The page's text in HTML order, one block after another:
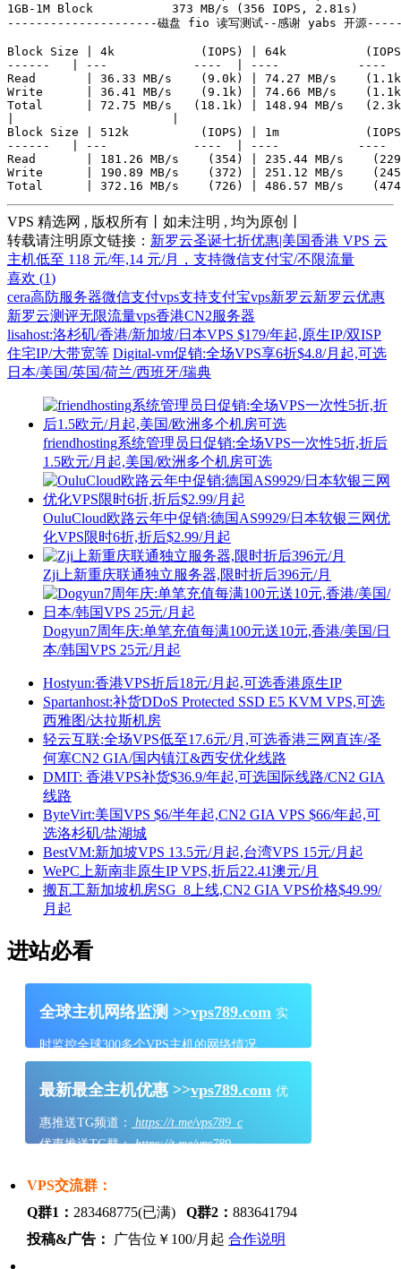
1GB-1M Block           373 MB/s (356 IOPS, 2.81s)
---------------------磁盘 fio 读写测试--感谢 yabs 开源
Block Size | 4k            (IOPS) | 64k
------   | ---            ----  | ----           ----
Read       | 36.33 MB/s    (9.0k) | 74.27 MB/s
Write      | 36.41 MB/s    (9.1k) | 74.66 MB/s
Total      | 72.75 MB/s   (18.1k) | 148.94 MB/s
Block Size | 512k          (IOPS) | 1m
------   | ---            ----  | ----           ----
Read       | 181.26 MB/s    (354) | 235.44 MB/s
Write      | 190.89 MB/s    (372) | 251.12 MB/s
VPS 精选网 , 版权所有丨如未注明 , 均为原创丨
转载请注明原文链接： 新罗云圣诞七折优惠|美国香港 VPS 云
主机低至 118 元/年,14 元/月，支持微信支付宝/不限流量
喜欢 (1)
cera高防服务器微信支付vps支持支付宝vps新罗云新罗云优惠
新罗云测评无限流量vps香港CN2服务器
lisahost:洛杉矶/香港/新加坡/日本VPS $179/年起,原生IP/双ISP
住宅IP/大带宽等 Digital-vm促销:全场VPS享6折$4.8/月起,可选
日本/美国/英国/荷兰/西班牙/瑞典
friendhosting系统管理员日促销:全场VPS一次性5折,折后
1.5欧元/月起,美国/欧洲多个机房可选
OuluCloud欧路云年中促销:德国AS9929/日本软银三网优
化VPS限时6折,折后$2.99/月起
Zji上新重庆联通独立服务器,限时折后396元/月
Dogyun7周年庆:单笔充值每满100元送10元,香港/美国/日
本/韩国VPS 25元/月起
Hostyun:香港VPS折后18元/月起,可选香港原生IP
Spartanhost:补货DDoS Protected SSD E5 KVM VPS,可选
西雅图/达拉斯机房
轻云互联:全场VPS低至17.6元/月,可选香港三网直连/圣
何塞CN2 GIA/国内镇江&西安优化线路
DMIT: 香港VPS补货$36.9/年起,可选国际线路/CN2 GIA
线路
ByteVirt:美国VPS $6/半年起,CN2 GIA VPS $66/年起,可
选洛杉矶/盐湖城
BestVM:新加坡VPS 13.5元/月起,台湾VPS 15元/月起
WePC上新南非原生IP VPS,折后22.41澳元/月
搬瓦工新加坡机房SG_8上线,CN2 GIA VPS价格$49.99/
月起
进站必看
全球主机网络监测 >>vps789.com 实
时监控全球300多个VPS主机的网络情况
最新最全主机优惠 >>vps789.com 优
惠推送TG频道：
https://t.me/vps789_c
优惠推送TG群：https://t.me/vps789
VPS交流群：
Q群1： 283468775(已满) Q群2： 883641794
投稿&广告：
广告位￥100/月起 合作说明